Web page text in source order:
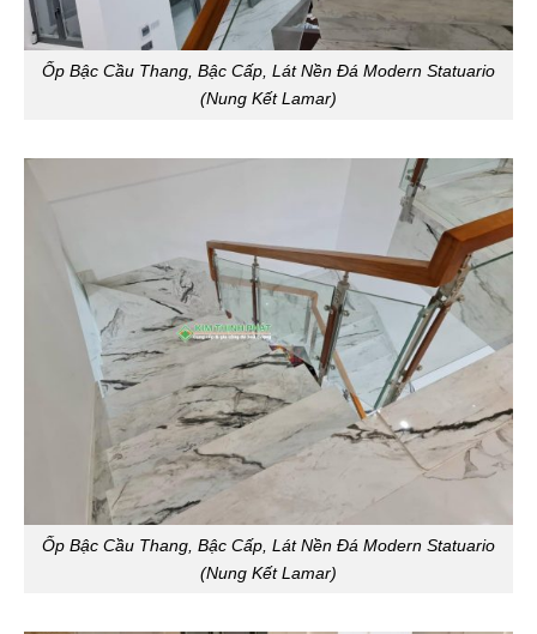
Ốp Bậc Cầu Thang, Bậc Cấp, Lát Nền Đá Modern Statuario
(Nung Kết Lamar)
Ốp Bậc Cầu Thang, Bậc Cấp, Lát Nền Đá Modern Statuario
(Nung Kết Lamar)